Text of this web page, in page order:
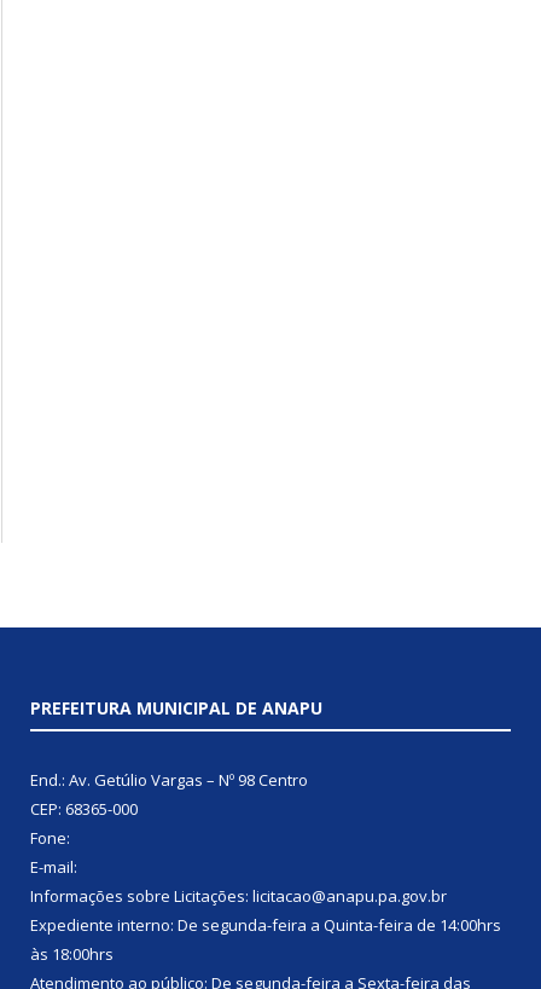
PREFEITURA MUNICIPAL DE ANAPU
End.: Av. Getúlio Vargas – Nº 98 Centro
CEP: 68365-000
Fone:
E-mail:
Informações sobre Licitações: licitacao@anapu.pa.gov.br
Expediente interno: De segunda-feira a Quinta-feira de 14:00hrs
às 18:00hrs
Atendimento ao público: De segunda-feira a Sexta-feira das